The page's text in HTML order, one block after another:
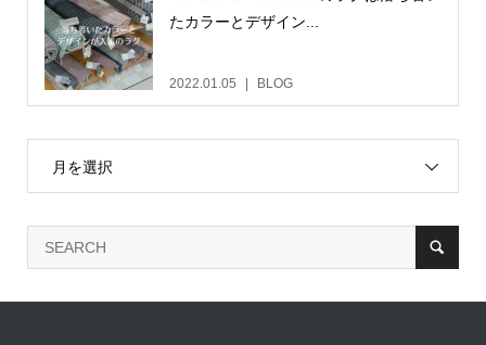
たカラーとデザイン...
2022.01.05 BLOG
月を選択